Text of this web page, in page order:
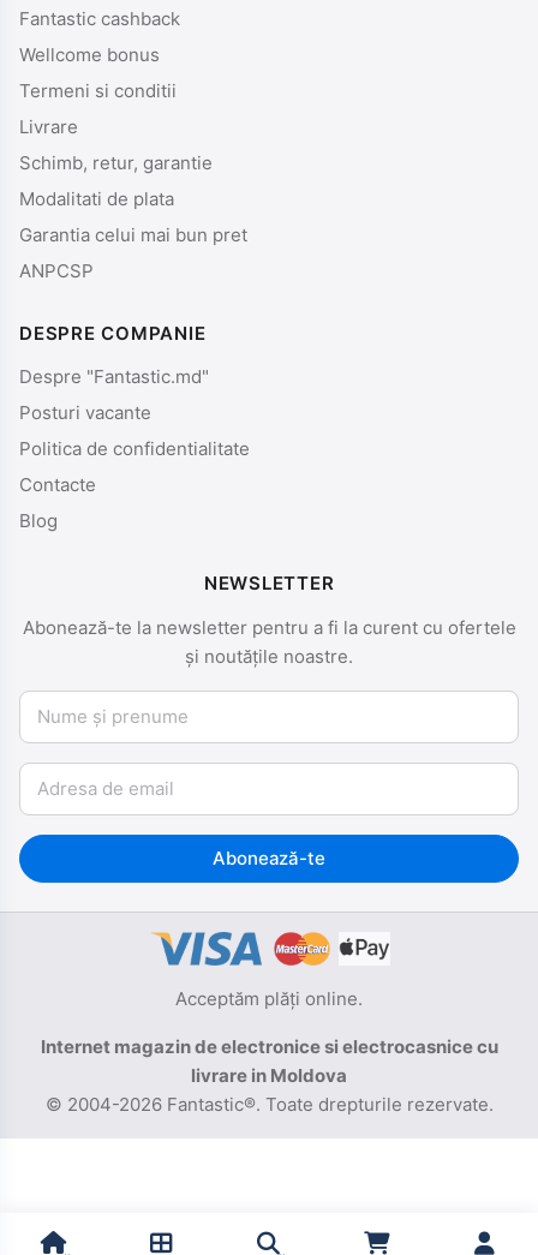
Fantastic cashback
Wellcome bonus
Termeni si conditii
Livrare
Schimb, retur, garantie
Modalitati de plata
Garantia celui mai bun pret
ANPCSP
DESPRE COMPANIE
Despre "Fantastic.md"
Posturi vacante
Politica de confidentialitate
Contacte
Blog
NEWSLETTER
Abonează-te la newsletter pentru a fi la curent cu ofertele
și noutățile noastre.
Nume și prenume
Email
Abonează-te
Acceptăm plăți online.
Internet magazin de electronice si electrocasnice cu
livrare in Moldova
© 2004-2026 Fantastic®. Toate drepturile rezervate.